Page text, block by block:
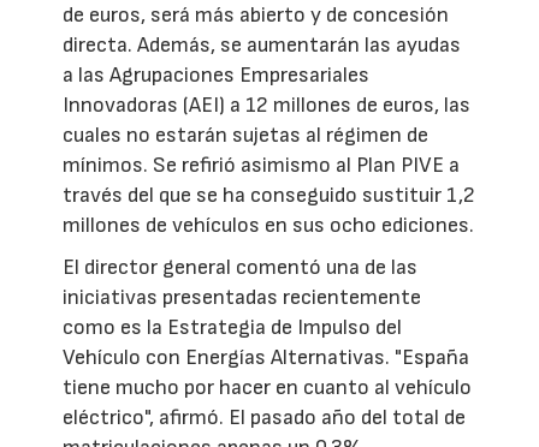
de euros, será más abierto y de concesión
directa. Además, se aumentarán las ayudas
a las Agrupaciones Empresariales
Innovadoras (AEI) a 12 millones de euros, las
cuales no estarán sujetas al régimen de
mínimos. Se refirió asimismo al Plan PIVE a
través del que se ha conseguido sustituir 1,2
millones de vehículos en sus ocho ediciones.
El director general comentó una de las
iniciativas presentadas recientemente
como es la Estrategia de Impulso del
Vehículo con Energías Alternativas. "España
tiene mucho por hacer en cuanto al vehículo
eléctrico", afirmó. El pasado año del total de